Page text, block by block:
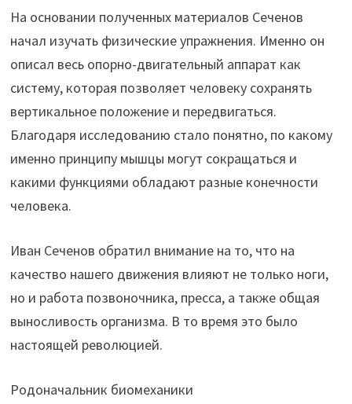
На основании полученных материалов Сеченов
начал изучать физические упражнения. Именно он
описал весь опорно-двигательный аппарат как
систему, которая позволяет человеку сохранять
вертикальное положение и передвигаться.
Благодаря исследованию стало понятно, по какому
именно принципу мышцы могут сокращаться и
какими функциями обладают разные конечности
человека.
Иван Сеченов обратил внимание на то, что на
качество нашего движения влияют не только ноги,
но и работа позвоночника, пресса, а также общая
выносливость организма. В то время это было
настоящей революцией.
Родоначальник биомеханики